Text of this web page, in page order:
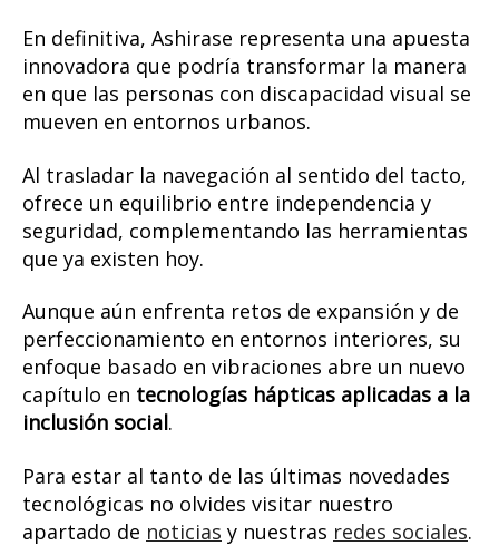
En definitiva, Ashirase representa una apuesta
innovadora que podría transformar la manera
en que las personas con discapacidad visual se
mueven en entornos urbanos.
Al trasladar la navegación al sentido del tacto,
ofrece un equilibrio entre independencia y
seguridad, complementando las herramientas
que ya existen hoy.
Aunque aún enfrenta retos de expansión y de
perfeccionamiento en entornos interiores, su
enfoque basado en vibraciones abre un nuevo
capítulo en tecnologías hápticas aplicadas a la
inclusión social.
Para estar al tanto de las últimas novedades
tecnológicas no olvides visitar nuestro
apartado de noticias y nuestras redes sociales.